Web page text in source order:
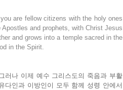
are fellow citizens with the holy ones
and prophets, with Christ Jesus
and grows into a temple sacred in the
in the Spirit.
러나 이제 예수 그리스도의 죽음과 부활
다인과 이방인이 모두 함께 성령 안에서